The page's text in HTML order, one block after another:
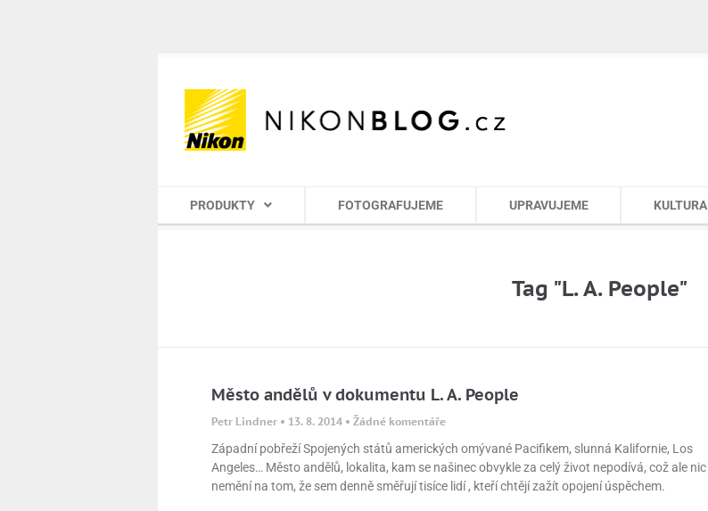
PRODUKTY FOTOGRAFUJEME UPRAVUJEME KULTURA
Tag "L. A. People"
Město andělů v dokumentu L. A. People
Petr Lindner 13. 8. 2014 Žádné komentáře
Západní pobřeží Spojených států amerických omývané Pacifikem, slunná Kalifornie, Los
Angeles… Město andělů, lokalita, kam se našinec obvykle za celý život nepodívá, což ale nic
nemění na tom, že sem denně směřují tisíce lidí , kteří chtějí zažít opojení úspěchem.